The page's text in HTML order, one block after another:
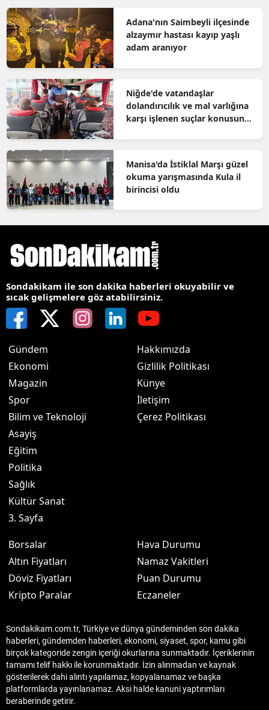
Adana'nın Saimbeyli ilçesinde
alzaymır hastası kayıp yaşlı
adam aranıyor
Niğde'de vatandaşlar
dolandırıcılık ve mal varlığına
karşı işlenen suçlar konusunda
Manisa'da İstiklal Marşı güzel
okuma yarışmasında Kula il
birincisi oldu
Sondakikam ile son dakika haberleri okuyabilir ve
sıcak gelişmelere göz atabilirsiniz.
Gündem
Ekonomi
Magazin
Spor
Bilim ve Teknoloji
Asayiş
Eğitim
Politika
Sağlık
Kültür Sanat
3. Sayfa
Hakkımızda
Gizlilik Politikası
Künye
İletişim
Çerez Politikası
Borsalar
Altın Fiyatları
Döviz Fiyatları
Kripto Paralar
Hava Durumu
Namaz Vakitleri
Puan Durumu
Eczaneler
Sondakikam.com.tr, Türkiye ve dünya gündeminden son dakika
haberleri, gündemden haberleri, ekonomi, siyaset, spor, kamu gibi
birçok kategoride zengin içeriği okurlarına sunmaktadır. İçeriklerinin
tamamı telif hakkı ile korunmaktadır. İzin alınmadan ve kaynak
gösterilerek dahi alıntı yapılamaz, kopyalanamaz ve başka
platformlarda yayınlanamaz. Aksi halde kanuni yaptırımları
beraberinde getirir.